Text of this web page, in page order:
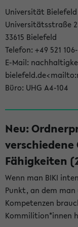
Universität Bielefeld
Universitätsstraße
33615 Bielefeld
Telefon: +49 521
E-Mail:
Büro: UHG A4-104
Neu:
Fähigkeiten
Wenn man BIKI
Punkt, an dem
Kompetenzen
Kommilition*innen